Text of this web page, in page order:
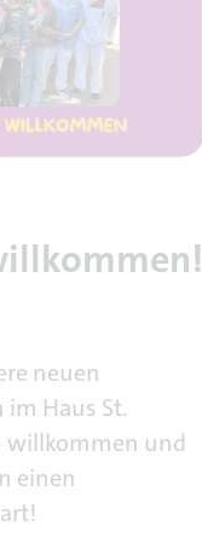
neuen
Haus St.
willkommen und
einen